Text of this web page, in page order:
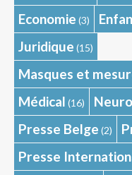
Economie (3)
Juridique (15)
Masques et
Médical (16)
Presse Belge (2)
Presse